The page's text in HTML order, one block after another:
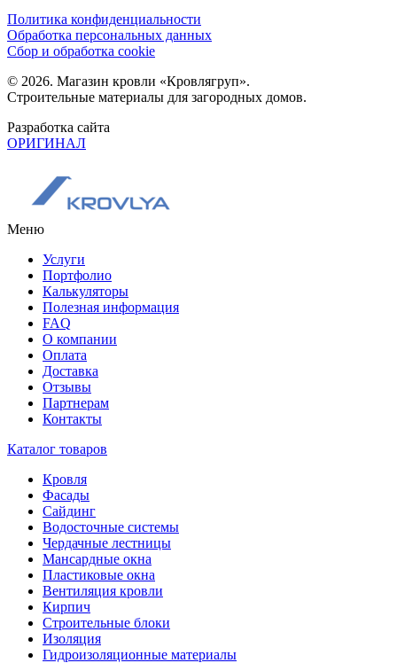
Политика конфиденциальности
Обработка персональных данных
Сбор и обработка cookie
© 2026. Магазин кровли «Кровлягруп».
Строительные материалы для загородных домов.
Разработка сайта
ОРИГИНАЛ
Меню
Услуги
Портфолио
Калькуляторы
Полезная информация
FAQ
О компании
Оплата
Доставка
Отзывы
Партнерам
Контакты
Каталог товаров
Кровля
Фасады
Сайдинг
Водосточные системы
Чердачные лестницы
Мансардные окна
Пластиковые окна
Вентиляция кровли
Кирпич
Строительные блоки
Изоляция
Гидроизоляционные материалы